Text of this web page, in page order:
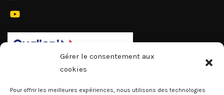
Gérer le consentement aux
cookies
Pour offrir les meilleures expériences, nous utilisons des technologies